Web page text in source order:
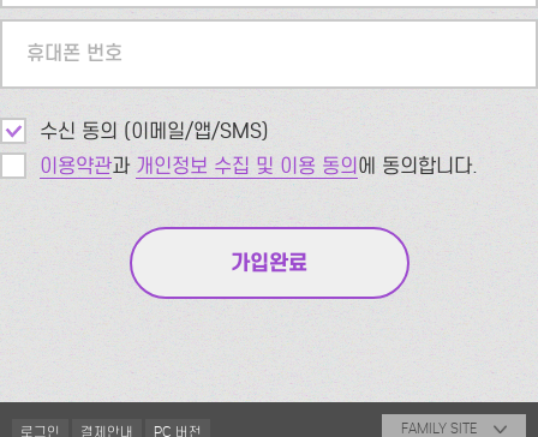
휴대폰 번호
수신 동의 (이메일/앱/SMS)
이용약관과 개인정보 수집 및 이용 동의에 동의합니다.
로그인 결제안내 PC 버전 FAMILY SITE